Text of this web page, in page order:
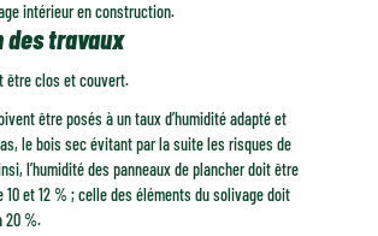
intérieur en construction.
des travaux
être clos et couvert.
être posés à un taux d’humidité adapté et
le bois sec évitant par la suite les risques de
l’humidité des panneaux de plancher doit être
10 et 12 % ; celle des éléments du solivage doit
20 %.